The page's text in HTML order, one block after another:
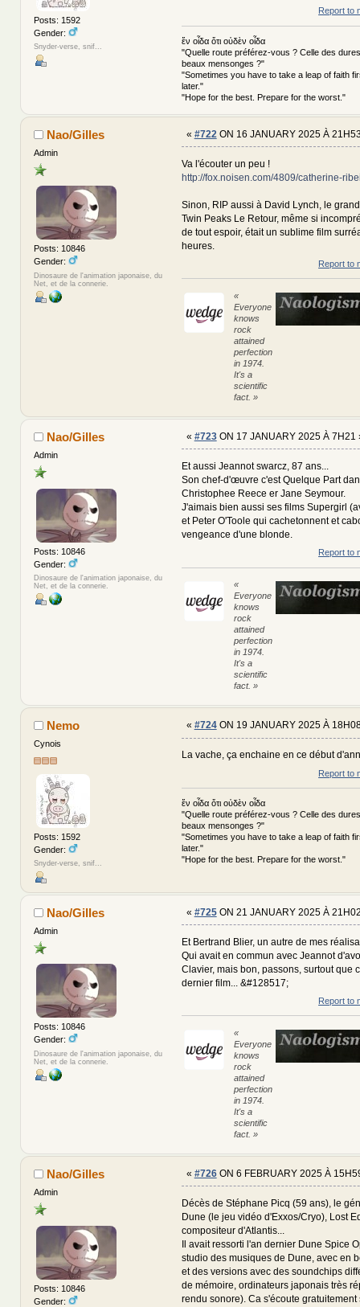
Posts: 1592
Gender:
Snyder-verse, snif...
Report to
ἕν οἶδα ὅτι οὐδὲν οἶδα
"Quelle route préférez-vous ? Celle des
beaux mensonges ?"
"Sometimes you have to take a leap of faith
later."
"Hope for the best. Prepare for the worst."
Nao/Gilles
Admin
Posts: 10846
Gender:
Dinosaure de l'animation japonaise, du
Net, et de la connerie.
« #722 ON 16 JANUARY 2025 À
Va l'écouter un peu !
http://fox.noisen.com/4809/catherine-
Sinon, RIP aussi à David Lynch, le
Twin Peaks Le Retour, même si
de tout espoir, était un sublime film
heures.
Report to
«
Everyone
knows
rock
attained
perfection
in 1974.
It's a
scientific
fact. »
Nao/Gilles
Admin
Posts: 10846
Gender:
Dinosaure de l'animation japonaise, du
Net, et de la connerie.
« #723ON 17 JANUARY 2025 À 7H21
Et aussi Jeannot swarcz, 87 ans...
Son chef-d'œuvre c'est Quelque Part
Christophee Reece er Jane Seymour.
J'aimais bien aussi ses films Supergirl
et Peter O'Toole qui cachetonnent et
vengeance d'une blonde.
Report to
«
Everyone
knows
rock
attained
perfection
in 1974.
It's a
scientific
fact. »
Nemo
Cynois
Posts: 1592
Gender:
Snyder-verse, snif...
« #724ON 19 JANUARY 2025 À
La vache, ça enchaine en ce début
Report to
ἕν οἶδα ὅτι οὐδὲν οἶδα
"Quelle route préférez-vous ? Celle des
beaux mensonges ?"
"Sometimes you have to take a leap of faith
later."
"Hope for the best. Prepare for the worst."
Nao/Gilles
Admin
Posts: 10846
Gender:
Dinosaure de l'animation japonaise, du
Net, et de la connerie.
« #725ON 21 JANUARY 2025 À
Et Bertrand Blier, un autre de mes
Qui avait en commun avec Jeannot
Clavier, mais bon, passons, surtout que
dernier film... &#128517;
Report to
«
Everyone
knows
rock
attained
perfection
in 1974.
It's a
scientific
fact. »
Nao/Gilles
Admin
Posts: 10846
Gender:
« #726ON 6 FEBRUARY 2025 À
Décès de Stéphane Picq (59 ans), le
Dune (le jeu vidéo d'Exxos/Cryo), Lost
compositeur d'Atlantis...
Il avait ressorti l'an dernier Dune Spice
studio des musiques de Dune, avec en
et des versions avec des soundchips
de mémoire, ordinateurs japonais très
rendu sonore). Ca s'écoute gratuitement